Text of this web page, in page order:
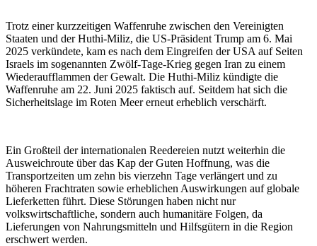
Trotz einer kurzzeitigen Waffenruhe zwischen den Vereinigten
Staaten und der Huthi-Miliz, die US-Präsident Trump am 6. Mai
2025 verkündete, kam es nach dem Eingreifen der USA auf Seiten
Israels im sogenannten Zwölf-Tage-Krieg gegen Iran zu einem
Wiederaufflammen der Gewalt. Die Huthi-Miliz kündigte die
Waffenruhe am 22. Juni 2025 faktisch auf. Seitdem hat sich die
Sicherheitslage im Roten Meer erneut erheblich verschärft.
Ein Großteil der internationalen Reedereien nutzt weiterhin die
Ausweichroute über das Kap der Guten Hoffnung, was die
Transportzeiten um zehn bis vierzehn Tage verlängert und zu
höheren Frachtraten sowie erheblichen Auswirkungen auf globale
Lieferketten führt. Diese Störungen haben nicht nur
volkswirtschaftliche, sondern auch humanitäre Folgen, da
Lieferungen von Nahrungsmitteln und Hilfsgütern in die Region
erschwert werden.